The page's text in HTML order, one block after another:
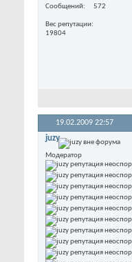
Сообщений
572
Вес репутации
19804
19.02.2009 22:57
juzy
Модератор